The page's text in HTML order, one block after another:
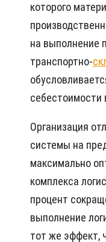
которого
на выполнение
транспортно-
себестоимости
Организация
системы на
максимально
комплекса
процент
выполнение
тот же эффект,